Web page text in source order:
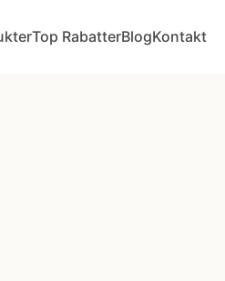
Top RabatterBlogKontakt